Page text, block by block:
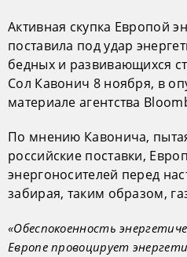
Активная скупка Европой
поставила под удар
бедных и развивающихся
Сол Кавонич 8 ноября, в
материале агентства
По мнению Кавонича,
российские поставки,
энергоносителей перед
забирая, таким образом,
«Обеспокоенность
Европе провоцирует